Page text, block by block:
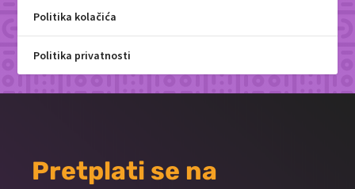
Politika kolačića
Politika privatnosti
Pretplati se na